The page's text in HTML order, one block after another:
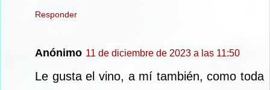
Responder
Anónimo 11 de diciembre de 2023 a las 11:50
Le gusta el vino, a mí también, como toda